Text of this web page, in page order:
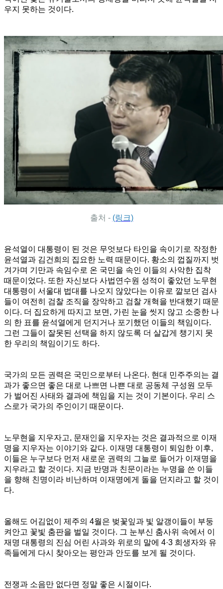
우지 못하는 것이다.
출처 - (링크)
윤석열이 대통령이 된 것은 무엇보다 타인을 속이기로 작정한
윤석열과 김건희의 집요한 노력 때문이다. 황소의 껍질까지 벗
겨가며 기만과 속임수로 온 국민을 속인 이들의 사악한 집착
때문이었다. 또한 자신보다 사법연수원 성적이 좋았던 노무현
대통령이 서울대 법대를 나오지 않았다는 이유로 깔보던 검사
들이 여전히 검찰 조직을 장악하고 검찰 개혁을 반대했기 때문
이다. 더 집요하게 따지고 보면, 가린 눈을 씻지 않고 소중한 나
의 한 표를 윤석열에게 던지거나 포기했던 이들의 책임이다.
그런 그들이 잘못된 선택을 하지 않도록 더 살갑게 챙기지 못
한 우리의 책임이기도 하다.
국가의 모든 권력은 국민으로부터 나온다. 현대 민주주의는 결
과가 좋으면 좋은 대로 나쁘면 나쁜 대로 공동체 구성원 모두
가 벌어진 사태와 결과에 책임을 지는 것이 기본이다. 우리 스
스로가 국가의 주인이기 때문이다.
노무현을 지우자고, 문재인을 지우자는 것은 결과적으로 이재
명을 지우자는 이야기와 같다. 이재명 대통령이 퇴임한 이후,
이들은 누구보다 먼저 새로운 권력의 그늘로 들어가 이재명을
지우라고 할 것이다. 지금 반명과 친문이라는 누명을 쓴 이들
을 향해 친명이라 비난하며 이재명에게 돌을 던지라고 할 것이
다.
올해도 어김없이 제주의 4월은 벚꽃잎과 빛 알갱이들이 부둥
켜안고 꽃빛 춤판을 벌일 것이다. 그 눈부신 춤사위 속에서 이
재명 대통령의 진심 어린 사과와 위로의 말에 4·3 희생자와 유
족들에게 다시 찾아오는 평안과 안도를 보게 될 것이다.
전쟁과 소음만 없다면 정말 좋은 시절이다.